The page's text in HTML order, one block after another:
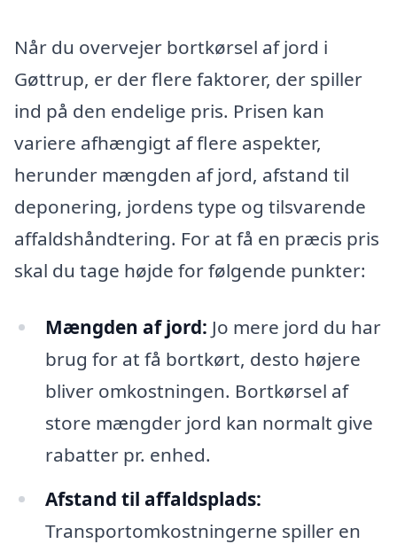
Når du overvejer bortkørsel af jord i
Gøttrup, er der flere faktorer, der spiller
ind på den endelige pris. Prisen kan
variere afhængigt af flere aspekter,
herunder mængden af jord, afstand til
deponering, jordens type og tilsvarende
affaldshåndtering. For at få en præcis pris
skal du tage højde for følgende punkter:
Mængden af jord: Jo mere jord du har
brug for at få bortkørt, desto højere
bliver omkostningen. Bortkørsel af
store mængder jord kan normalt give
rabatter pr. enhed.
Afstand til affaldsplads:
Transportomkostningerne spiller en